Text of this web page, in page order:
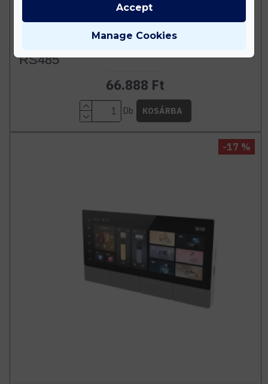
HUGOLED Tuya Smart Okosotthon
Központi Panel S1 480p LCD
érintőkijelző, Zigbee, WiFi, LAN, BLE,
RS485
66.888 Ft
Db KOSÁRBA
-17 %
Manage Cookies
Accept